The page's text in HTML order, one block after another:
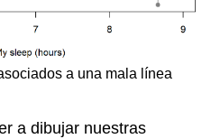
a una mala línea
a dibujar nuestras